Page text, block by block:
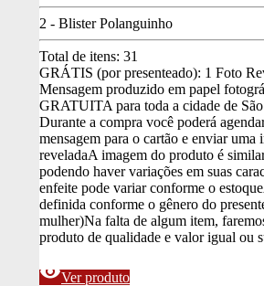
2 - Blister Polanguinho
Total de itens: 31
GRÁTIS (por presenteado): 1 Foto
Mensagem produzido em papel
GRATUITA para toda a cidade de
Durante a compra você poderá
mensagem para o cartão e enviar uma
reveladaA imagem do produto é
podendo haver variações em suas
enfeite pode variar conforme o estoque
definida conforme o gênero do
mulher)Na falta de algum item,
produto de qualidade e valor igual ou
visibilityVer produto